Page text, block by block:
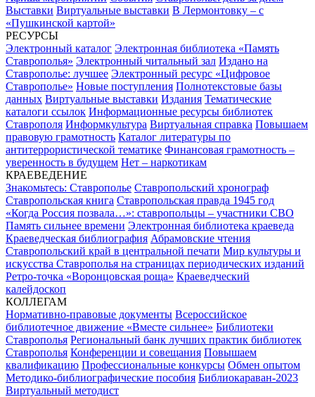
Выставки Виртуальные выставки В Лермонтовку – с
«Пушкинской картой»
РЕСУРСЫ
Электронный каталог Электронная библиотека «Память
Ставрополья» Электронный читальный зал Издано на
Ставрополье: лучшее Электронный ресурс «Цифровое
Ставрополье» Новые поступления Полнотекстовые базы
данных Виртуальные выставки Издания Тематические
каталоги ссылок Информационные ресурсы библиотек
Ставрополя Информкультура Виртуальная справка Повышаем
правовую грамотность Каталог литературы по
антитеррористической тематике Финансовая грамотность –
уверенность в будущем Нет – наркотикам
КРАЕВЕДЕНИЕ
Знакомьтесь: Ставрополье Ставропольский хронограф
Ставропольская книга Ставропольская правда 1945 год
«Когда Россия позвала…»: ставропольцы – участники СВО
Память сильнее времени Электронная библиотека краеведа
Краеведческая библиография Абрамовские чтения
Ставропольский край в центральной печати Мир культуры и
искусства Ставрополья на страницах периодических изданий
Ретро-точка «Воронцовская роща» Краеведческий
калейдоскоп
КОЛЛЕГАМ
Нормативно-правовые документы Всероссийское
библиотечное движение «Вместе сильнее» Библиотеки
Ставрополья Региональный банк лучших практик библиотек
Ставрополья Конференции и совещания Повышаем
квалификацию Профессиональные конкурсы Обмен опытом
Методико-библиографические пособия Библиокараван-2023
Виртуальный методист